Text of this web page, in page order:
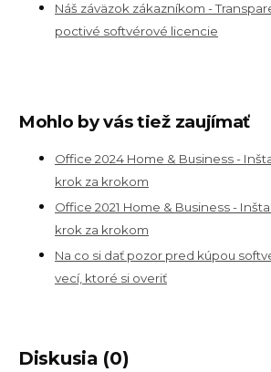
Náš záväzok zákazníkom -
poctivé softvérové licencie
Mohlo by vás tiež zaujímať
Office 2024 Home & Business -
krok za krokom
Office 2021 Home & Business -
krok za krokom
Na co si dať pozor pred kúpou
vecí, ktoré si overiť
Diskusia (0)